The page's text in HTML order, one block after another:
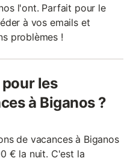
l'ont. Parfait pour le
à vos emails et
problèmes !
les
à Biganos ?
de vacances à Biganos
€ la nuit. C'est la